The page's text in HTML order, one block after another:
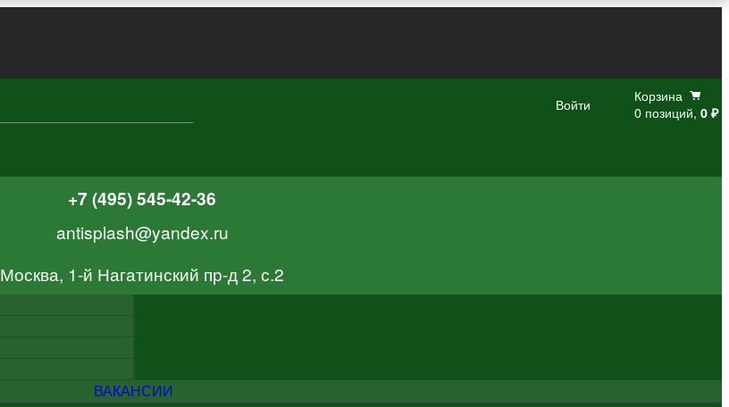
Войти
Корзина
0 позиций, 0 ₽
+7 (495) 545-42-36
antisplash@yandex.ru
Москва, 1-й Нагатинский пр-д 2, с.2
ВАКАНСИИ